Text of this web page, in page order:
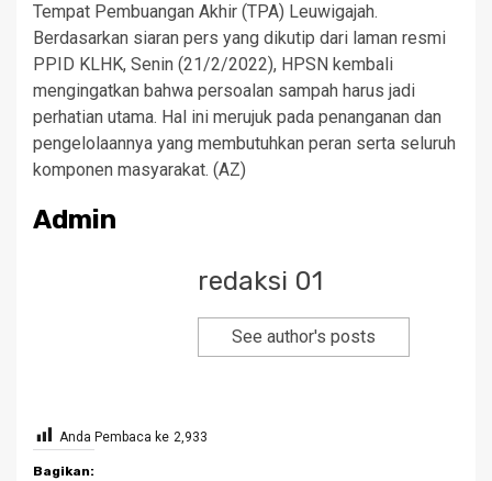
Tempat Pembuangan Akhir (TPA) Leuwigajah.
Berdasarkan siaran pers yang dikutip dari laman resmi
PPID KLHK, Senin (21/2/2022), HPSN kembali
mengingatkan bahwa persoalan sampah harus jadi
perhatian utama. Hal ini merujuk pada penanganan dan
pengelolaannya yang membutuhkan peran serta seluruh
komponen masyarakat. (AZ)
Admin
redaksi 01
See author's posts
Anda Pembaca ke 2,933
Bagikan: